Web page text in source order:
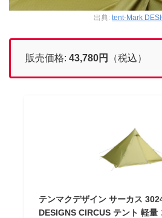
出典: tent-Mark
販売価格: 43,780円 （税込）
テンマクデザイン サーカス
DESIGNS CIRCUS テント 軽